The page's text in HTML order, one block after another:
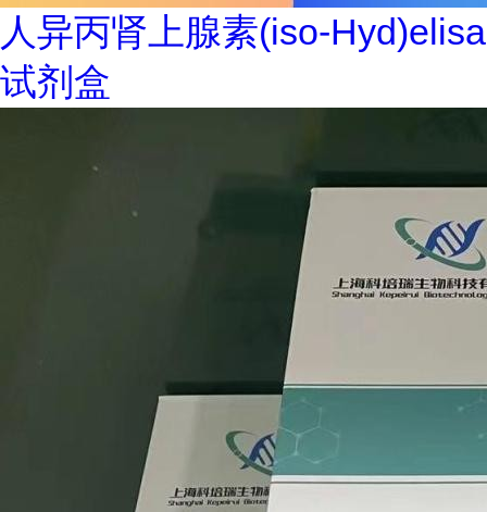
人异丙肾上腺素(iso-Hyd)elisa
试剂盒